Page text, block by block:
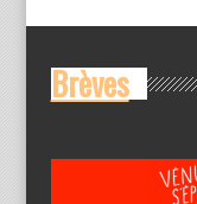
Brèves